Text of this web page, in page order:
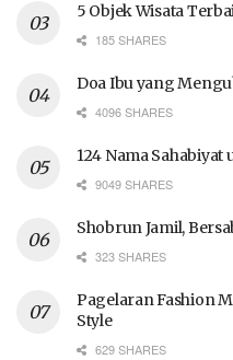
5 Objek Wisata
185 SHARES
Doa Ibu yang
4096 SHARES
124 Nama
9049 SHARES
Shobrun Jamil,
323 SHARES
Pagelaran Fashion
Style
629 SHARES